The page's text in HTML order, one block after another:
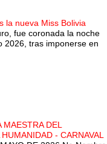
la nueva Miss Bolivia
fue coronada la noche
2026, tras imponerse en
DEL
- CARNAVAL